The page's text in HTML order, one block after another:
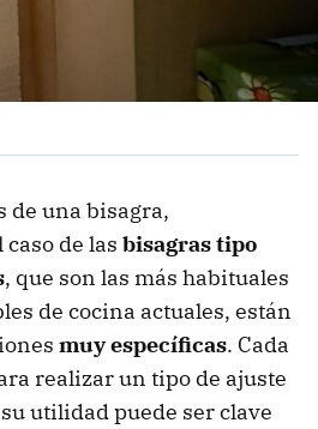
de una bisagra,
de las bisagras tipo
, que son las más habituales
de cocina actuales, están
muy específicas. Cada
realizar un tipo de ajuste
utilidad puede ser clave